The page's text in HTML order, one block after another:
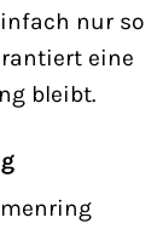
nur so
eine
bleibt.